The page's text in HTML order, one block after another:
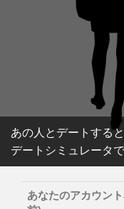
あの人とデートする
デートシミュレータ
あなたのアカウン